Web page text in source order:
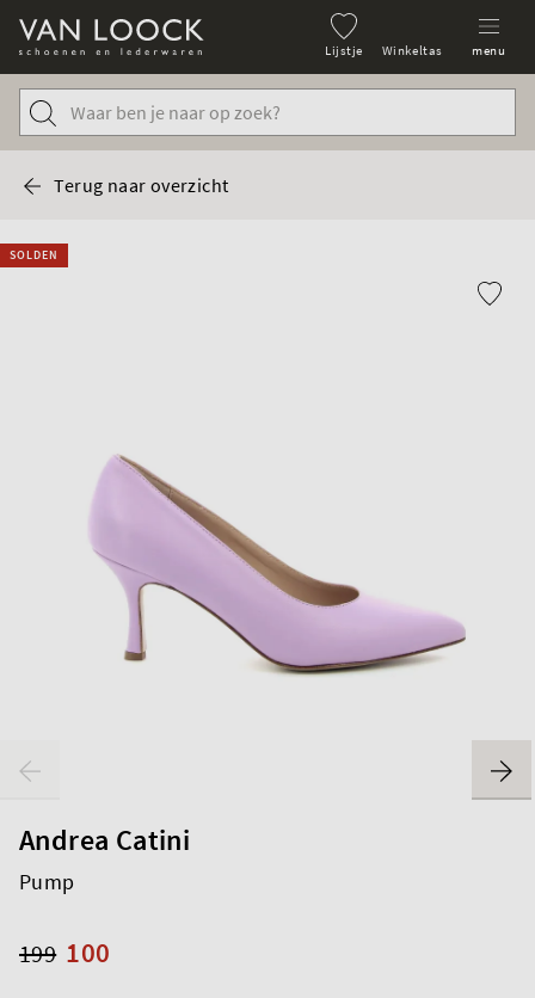
Lijstje Winkeltas menu
Terug naar overzicht
SOLDEN
Andrea Catini
Pump
100
199